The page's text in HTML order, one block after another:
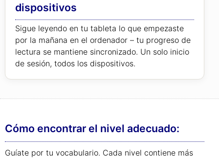
dispositivos
Sigue leyendo en tu tableta lo que empezaste
por la mañana en el ordenador – tu progreso de
lectura se mantiene sincronizado. Un solo inicio
de sesión, todos los dispositivos.
Cómo encontrar el nivel adecuado:
Guíate por tu vocabulario. Cada nivel contiene más